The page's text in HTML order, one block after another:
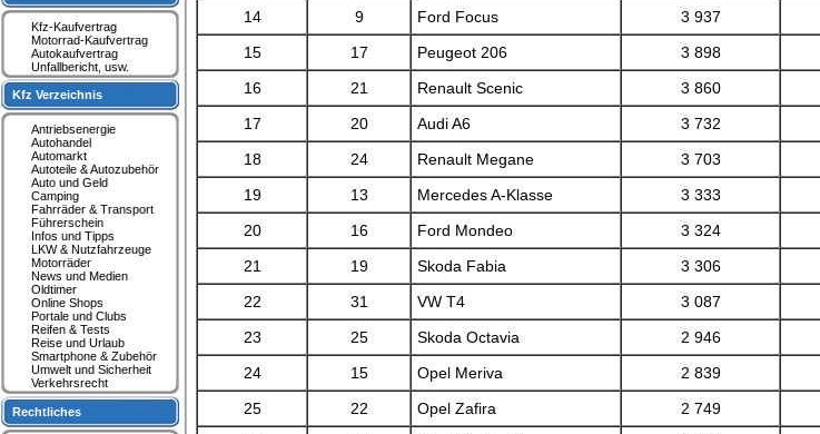
14
9 Ford Focus 3 937
15
17 Peugeot 206 3 898
16
21 Renault Scenic 3 860
17
20 Audi A6 3 732
18
24 Renault Megane 3 703
19
13 Mercedes A-Klasse 3 333
20
16 Ford Mondeo 3 324
21
19 Skoda Fabia 3 306
22
31 VW T4 3 087
23
25 Skoda Octavia 2 946
24
15 Opel Meriva 2 839
25
22 Opel Zafira 2 749
Kfz-Kaufvertrag
Motorrad-Kaufvertrag
Autokaufvertrag
Unfallbericht, usw.
Kfz Verzeichnis
Antriebsenergie
Autohandel
Automarkt
Autoteile & Autozubehör
Auto und Geld
Camping
Fahrräder & Transport
Führerschein
Infos und Tipps
LKW & Nutzfahrzeuge
Motorräder
News und Medien
Oldtimer
Online Shops
Portale und Clubs
Reifen & Tests
Reise und Urlaub
Smartphone & Zubehör
Umwelt und Sicherheit
Verkehrsrecht
Rechtliches